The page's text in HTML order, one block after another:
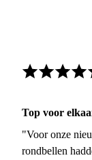
Top voor
"Voor onze
rondbellen